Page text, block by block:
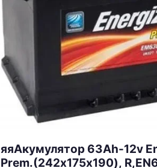
яяАкумулятор 63Ah-12v Energizer
Prem.(242х175х190),